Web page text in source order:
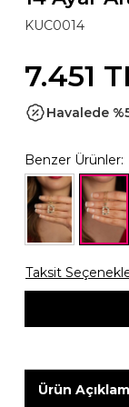
KUC0014
7.451
Havalede
Benzer Ürünler:
Taksit
Ürün